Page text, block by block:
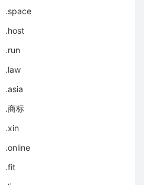
.space
.host
.run
.law
.asia
.商标
.xin
.online
.fit